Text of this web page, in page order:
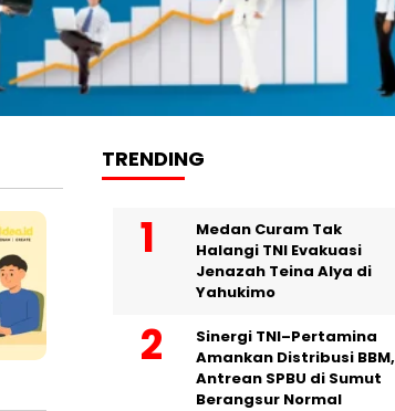
TRENDING
Medan Curam Tak
Halangi TNI Evakuasi
Jenazah Teina Alya di
Yahukimo
Sinergi TNI–Pertamina
Amankan Distribusi BBM,
Antrean SPBU di Sumut
Berangsur Normal